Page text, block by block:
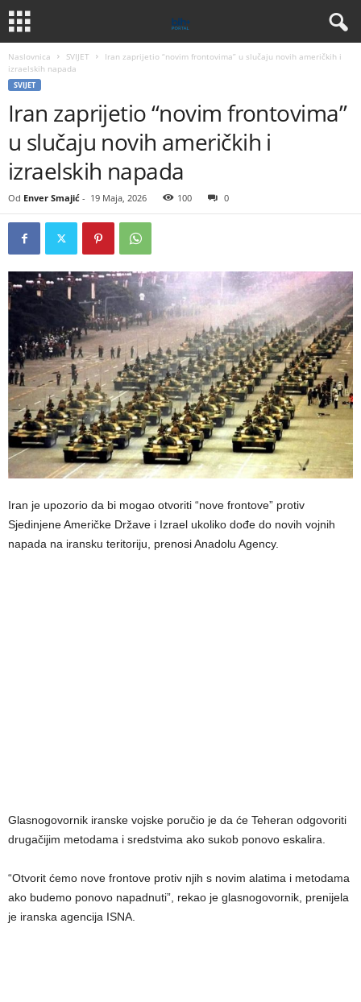
Naslovnica SVIJET
Iran zaprijetio “novim frontovima” u slučaju novih američkih i
izraelskih napada
SVIJET
Iran zaprijetio “novim frontovima”
u slučaju novih američkih i
izraelskih napada
Od Enver Smajić - 19 Maja, 2026 100 0
Iran je upozorio da bi mogao otvoriti “nove frontove” protiv
Sjedinjene Američke Države i Izrael ukoliko dođe do novih vojnih
napada na iransku teritoriju, prenosi Anadolu Agency.
Glasnogovornik iranske vojske poručio je da će Teheran odgovoriti
drugačijim metodama i sredstvima ako sukob ponovo eskalira.
“Otvorit ćemo nove frontove protiv njih s novim alatima i metodama
ako budemo ponovo napadnuti”, rekao je glasnogovornik, prenijela
je iranska agencija ISNA.